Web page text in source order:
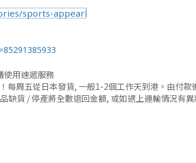
sports-appearl
使用速遞服務
每周五從日本發貨, 一般1-2個工作天到港。由付
缺貨 / 停產將全數退回金額, 或如遇上運輸情況有異